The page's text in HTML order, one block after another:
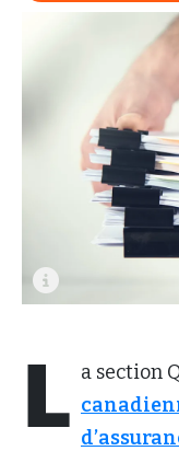
L a section